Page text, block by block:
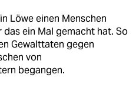
Löwe einen Menschen
das ein Mal gemacht hat. So
Gewalttaten gegen
von
begangen.